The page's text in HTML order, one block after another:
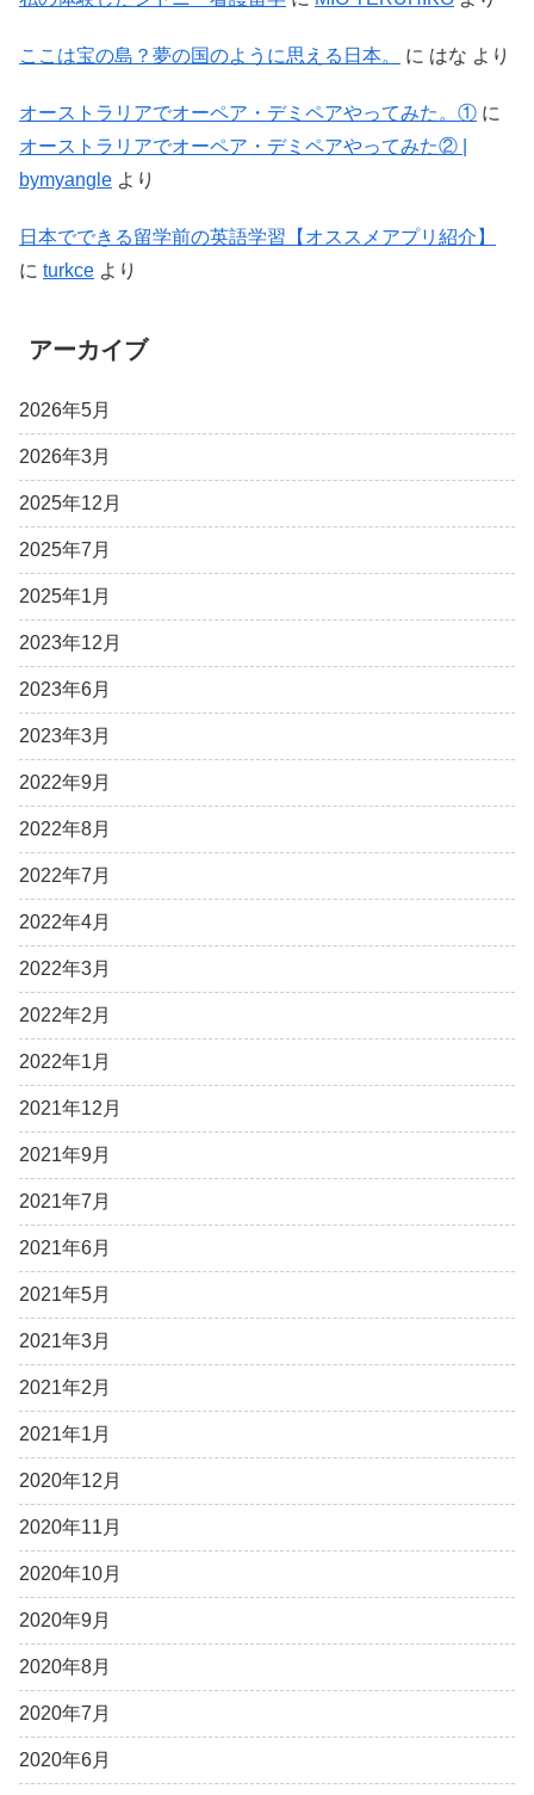
ここは宝の島？夢の国のように思える日本。 に はな より
オーストラリアでオーペア・デミペアやってみた。① に
オーストラリアでオーペア・デミペアやってみた② |
bymyangle より
日本でできる留学前の英語学習【オススメアプリ紹介】
に turkce より
アーカイブ
2026年5月
2026年3月
2025年12月
2025年7月
2025年1月
2023年12月
2023年6月
2023年3月
2022年9月
2022年8月
2022年7月
2022年4月
2022年3月
2022年2月
2022年1月
2021年12月
2021年9月
2021年7月
2021年6月
2021年5月
2021年3月
2021年2月
2021年1月
2020年12月
2020年11月
2020年10月
2020年9月
2020年8月
2020年7月
2020年6月